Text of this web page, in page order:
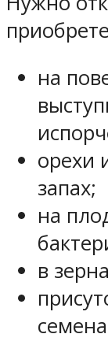
на
орехи
запах;
на
в